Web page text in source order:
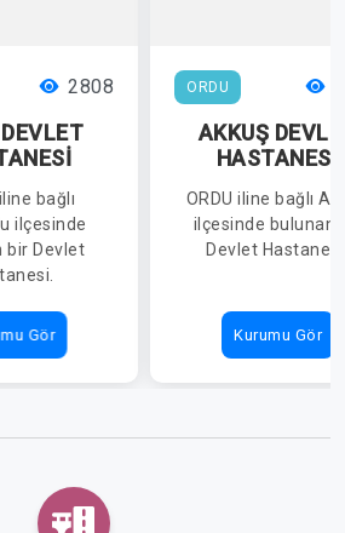
2808
bağlı
ilçesinde
bir Devlet
Gör
ORDU
AKKUŞ
HASTANESİ
ORDU iline bağlı
ilçesinde bulunan
Devlet
Kurumu Gör